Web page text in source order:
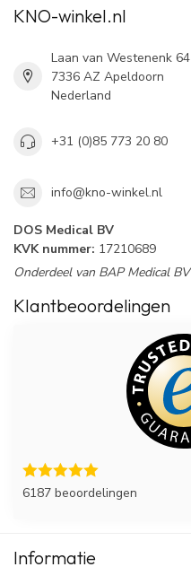
KNO-winkel.nl
Laan van Westenenk 64
7336 AZ Apeldoorn
Nederland
+31 (0)85 773 20 80
info@kno-winkel.nl
DOS Medical BV
KVK nummer: 17210689
Onderdeel van BAP Medical BV
Klantbeoordelingen
6187 beoordelingen
Informatie